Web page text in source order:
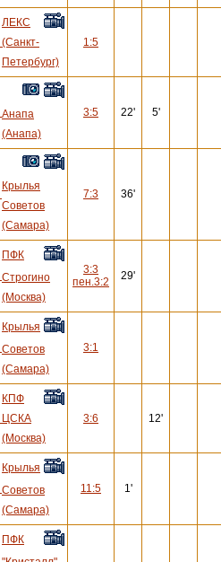
ЛЕКС
(Санкт-
Петербург)
1:5
Анапа
(Анапа)
3:5 22' 5'
Крылья
Советов
(Самара)
7:3 36'
ПФК
Строгино
(Москва)
3:3
пен.3:2
29'
Крылья
Советов
(Самара)
3:1
КПФ
ЦСКА
(Москва)
3:6 12'
Крылья
Советов
(Самара)
11:5 1'
ПФК